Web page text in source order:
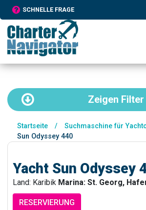
SCHNELLE FRAGE
Zeigen Filter
Startseite / Suchmaschine für
Sun Odyssey 440
Yacht Sun Odyssey
Land: Karibik Marina: St. Georg,
RESERVIERUNG